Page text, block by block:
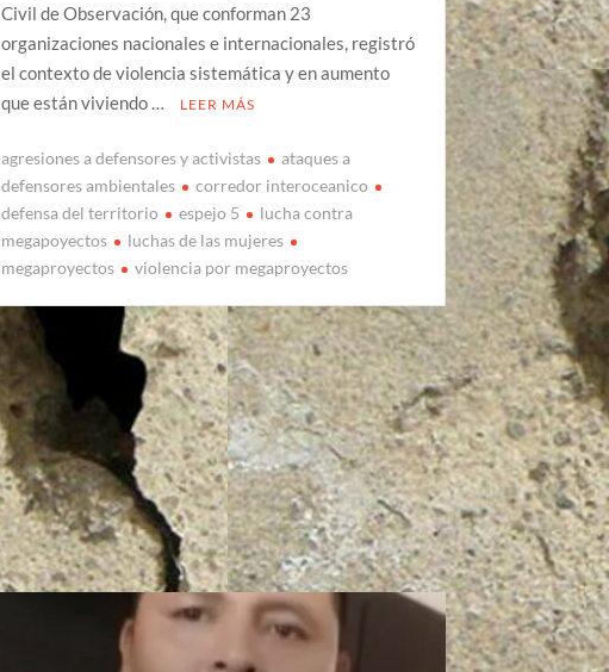
Civil de Observación, que conforman 23
organizaciones nacionales e internacionales, registró
el contexto de violencia sistemática y en aumento
que están viviendo …
LEER MÁS
agresiones a defensores y activistas
ataques a
defensores ambientales
corredor interoceanico
defensa del territorio
espejo 5
lucha contra
megapoyectos
luchas de las mujeres
megaproyectos
violencia por megaproyectos